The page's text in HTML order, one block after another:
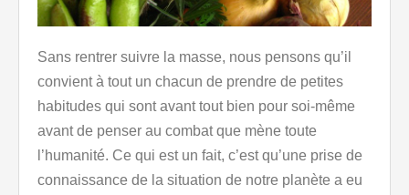
Sans rentrer suivre la masse, nous pensons qu’il
convient à tout un chacun de prendre de petites
habitudes qui sont avant tout bien pour soi-même
avant de penser au combat que mène toute
l’humanité. Ce qui est un fait, c’est qu’une prise de
connaissance de la situation de notre planète a eu